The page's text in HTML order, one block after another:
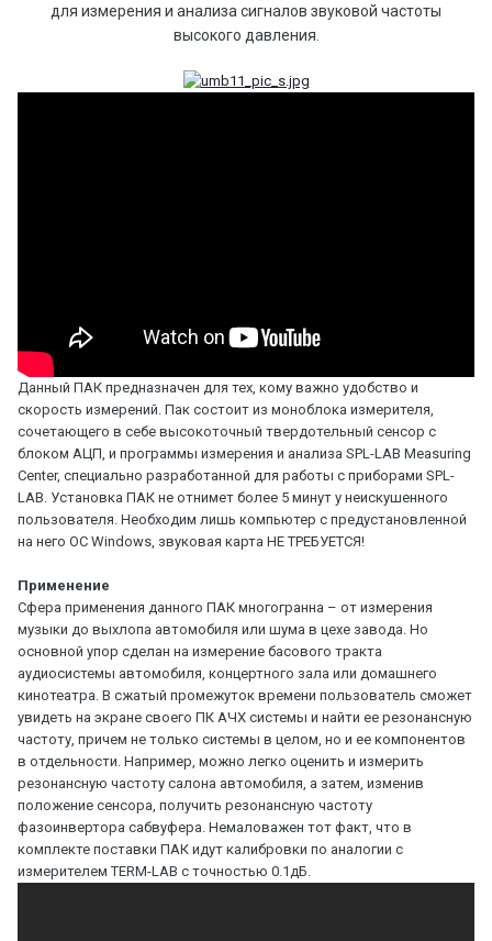
для измерения и анализа сигналов звуковой частоты
высокого давления.
Данный ПАК предназначен для тех, кому важно удобство и
скорость измерений. Пак состоит из моноблока измерителя,
сочетающего в себе высокоточный твердотельный сенсор с
блоком АЦП, и программы измерения и анализа SPL-LAB Measuring
Center, специально разработанной для работы с приборами SPL-
LAB. Установка ПАК не отнимет более 5 минут у неискушенного
пользователя. Необходим лишь компьютер с предустановленной
на него ОС Windows, звуковая карта НЕ ТРЕБУЕТСЯ!
Применение
Сфера применения данного ПАК многогранна – от измерения
музыки до выхлопа автомобиля или шума в цехе завода. Но
основной упор сделан на измерение басового тракта
аудиосистемы автомобиля, концертного зала или домашнего
кинотеатра. В сжатый промежуток времени пользователь сможет
увидеть на экране своего ПК АЧХ системы и найти ее резонансную
частоту, причем не только системы в целом, но и ее компонентов
в отдельности. Например, можно легко оценить и измерить
резонансную частоту салона автомобиля, а затем, изменив
положение сенсора, получить резонансную частоту
фазоинвертора сабвуфера. Немаловажен тот факт, что в
комплекте поставки ПАК идут калибровки по аналогии с
измерителем TERM-LAB с точностью 0.1дБ.